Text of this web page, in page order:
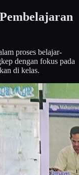
proses belajar-
dengan fokus pada
di kelas.